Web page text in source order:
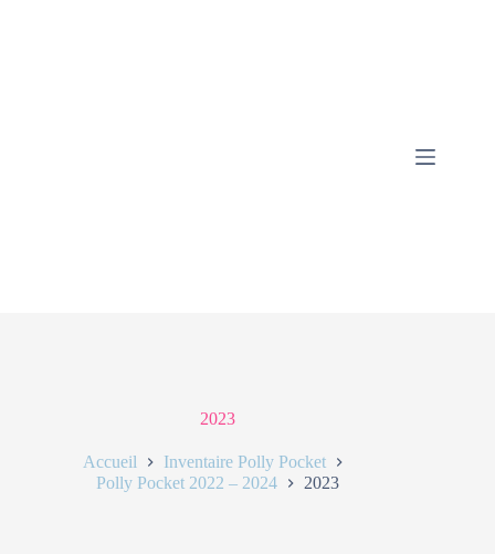
2023
Accueil
Inventaire Polly Pocket
Polly Pocket 2022 – 2024
2023